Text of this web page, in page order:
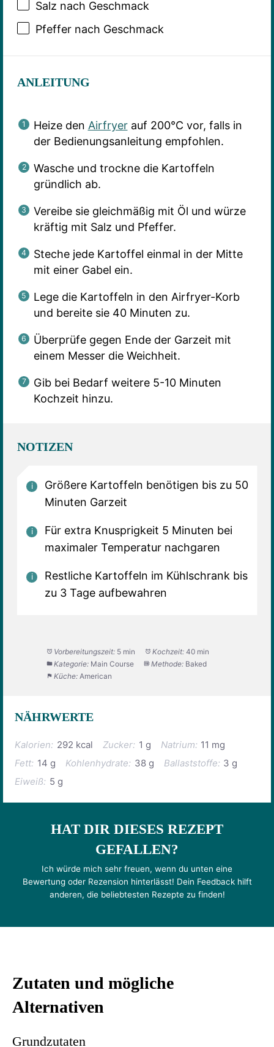
Salz nach Geschmack
Pfeffer nach Geschmack
ANLEITUNG
Heize den Airfryerauf 200°C vor, falls in
der Bedienungsanleitung empfohlen.
Wasche und trockne die Kartoffeln
gründlich ab.
Vereibe sie gleichmäßig mit Öl und würze
kräftig mit Salz und Pfeffer.
Steche jede Kartoffel einmal in der Mitte
mit einer Gabel ein.
Lege die Kartoffeln in den Airfryer-Korb
und bereite sie 40 Minuten zu.
Überprüfe gegen Ende der Garzeit mit
einem Messer die Weichheit.
Gib bei Bedarf weitere 5-10 Minuten
Kochzeit hinzu.
NOTIZEN
Größere Kartoffeln benötigen bis zu 50
Minuten Garzeit
Für extra Knusprigkeit 5 Minuten bei
maximaler Temperatur nachgaren
Restliche Kartoffeln im Kühlschrank bis
zu 3 Tage aufbewahren
Vorbereitungszeit: 5 min Kochzeit: 40 min
Kategorie: Main Course Methode: Baked
Küche: American
NÄHRWERTE
Kalorien: 292 kcal Zucker: 1 g Natrium: 11 mg
Fett: 14 g Kohlenhydrate: 38 g Ballaststoffe: 3 g
Eiweiß: 5 g
HAT DIR DIESES REZEPT
GEFALLEN?
Ich würde mich sehr freuen, wenn du unten eine
Bewertung oder Rezension hinterlässt! Dein Feedback hilft
anderen, die beliebtesten Rezepte zu finden!
Zutaten und mögliche
Alternativen
Grundzutaten